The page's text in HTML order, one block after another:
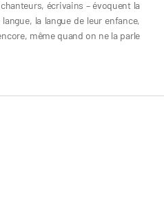
écrivains – évoquent la
la langue de leur enfance,
même quand on ne la parle